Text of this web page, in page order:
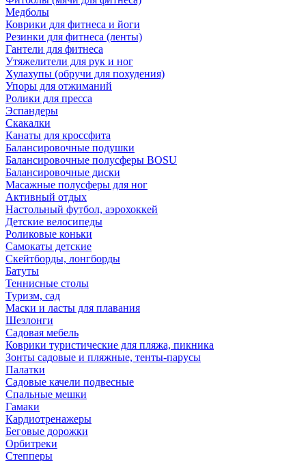
Медболы
Коврики для фитнеса и йоги
Резинки для фитнеса (ленты)
Гантели для фитнеса
Утяжелители для рук и ног
Хулахупы (обручи для похудения)
Упоры для отжиманий
Ролики для пресса
Эспандеры
Скакалки
Канаты для кроссфита
Балансировочные подушки
Балансировочные полусферы BOSU
Балансировочные диски
Масажные полусферы для ног
Активный отдых
Настольный футбол, аэрохоккей
Детские велосипеды
Роликовые коньки
Самокаты детские
Скейтборды, лонгборды
Батуты
Теннисные столы
Туризм, сад
Маски и ласты для плавания
Шезлонги
Садовая мебель
Коврики туристические для пляжа, пикника
Зонты садовые и пляжные, тенты-парусы
Палатки
Садовые качели подвесные
Спальные мешки
Гамаки
Кардиотренажеры
Беговые дорожки
Орбитреки
Степперы